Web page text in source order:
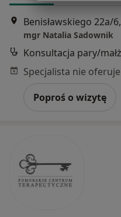
Benisławskiego 22a/
mgr Natalia Sadownik
Konsultacja pary/
Poproś o wizytę